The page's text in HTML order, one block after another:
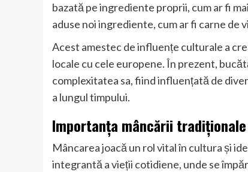
bazată pe ingrediente proprii, cum ar fi
aduse noi ingrediente, cum ar fi carne de
Acest amestec de influențe culturale a
locale cu cele europene. În prezent,
complexitatea sa, fiind influențată de
a lungul timpului.
Importanța mâncării
Mâncarea joacă un rol vital în cultura și
integrantă a vieții cotidiene, unde se